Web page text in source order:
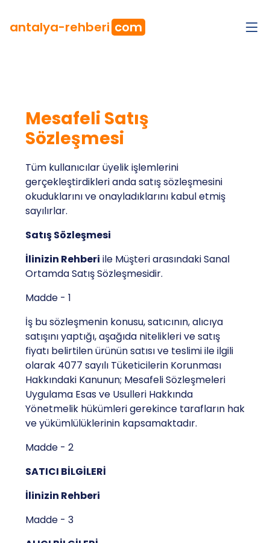
antalya-rehberi com
Mesafeli Satış
Sözleşmesi
Tüm kullanıcılar üyelik işlemlerini
gerçekleştirdikleri anda satış sözleşmesini
okuduklarını ve onayladıklarını kabul etmiş
sayılırlar.
Satış Sözleşmesi
İlinizin Rehberi ile Müşteri arasındaki Sanal
Ortamda Satış Sözleşmesidir.
Madde - 1
İş bu sözleşmenin konusu, satıcının, alıcıya
satışını yaptığı, aşağıda nitelikleri ve satış
fiyatı belirtilen ürünün satısı ve teslimi ile ilgili
olarak 4077 sayılı Tüketicilerin Korunması
Hakkındaki Kanunun; Mesafeli Sözleşmeleri
Uygulama Esas ve Usulleri Hakkında
Yönetmelik hükümleri gerekince tarafların hak
ve yükümlülüklerinin kapsamaktadır.
Madde - 2
SATICI BİLGİLERİ
İlinizin Rehberi
Madde - 3